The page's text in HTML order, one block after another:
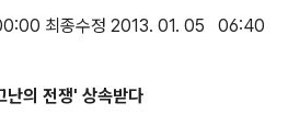
최종수정 2013. 01. 05 06:40
의 전쟁' 상속받다